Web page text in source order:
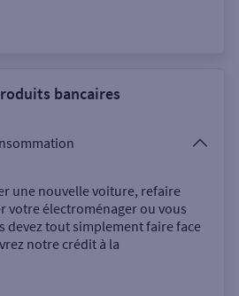
bancaires
une nouvelle voiture, refaire
votre électroménager ou vous
devez tout simplement faire face
notre crédit à la